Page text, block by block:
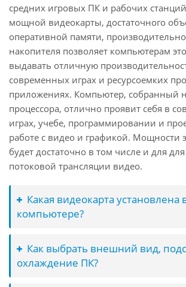
средних игровых ПК и рабочих
мощной видеокарты, достаточного
оперативной памяти,
накопителя позволяет компьютерам
выдавать отличную
современных играх и ресурсоемких
приложениях. Компьютер, собранный
процессора, отлично проявит себя в
играх, учебе, программировании и
работе с видео и графикой. Мощности
будет достаточно в том числе и для
потоковой трансляции видео.
Какая видеокарта установлена
компьютере?
Как выбрать внешний вид,
охлаждение ПК?